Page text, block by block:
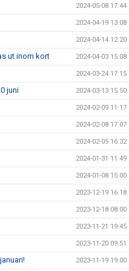
2024-05-08 17:44
2024-04-19 13:08
2024-04-14 12:20
ut inom kort 2024-04-03 15:08
2024-03-24 17:15
juni 2024-03-13 15:50
2024-02-09 11:17
2024-02-08 17:07
2024-02-05 16:32
2024-01-31 11:49
2024-01-08 15:00
2023-12-19 16:18
2023-12-18 08:00
2023-11-21 19:45
2023-11-20 09:51
2023-11-19 19:00